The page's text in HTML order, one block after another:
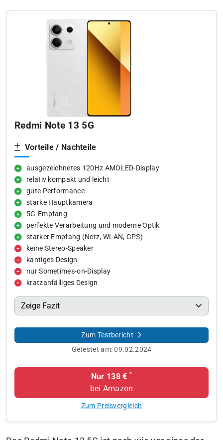
Redmi Note 13 5G
Vorteile / Nachteile
ausgezeichnetes 120Hz AMOLED-Display
relativ kompakt und leicht
gute Performance
starke Hauptkamera
5G-Empfang
perfekte Verarbeitung und moderne Optik
starker Empfang (Netz, WLAN, GPS)
keine Stereo-Speaker
kantiges Design
nur Sometimes-on-Display
kratzanfälliges Design
Zeige Fazit
Zum Testbericht
Getestet am:09.02.2024
Nur 138 € *
bei Amazon
Zum Preisvergleich